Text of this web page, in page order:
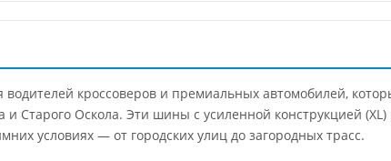
кроссоверов и премиальных автомобилей,
Старого Оскола. Эти шины с усиленной конструкцией
условиях — от городских улиц до загородных трасс.